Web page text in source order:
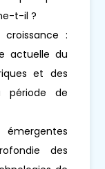
t-il ?
croissance :
actuelle du
et des
période de
des